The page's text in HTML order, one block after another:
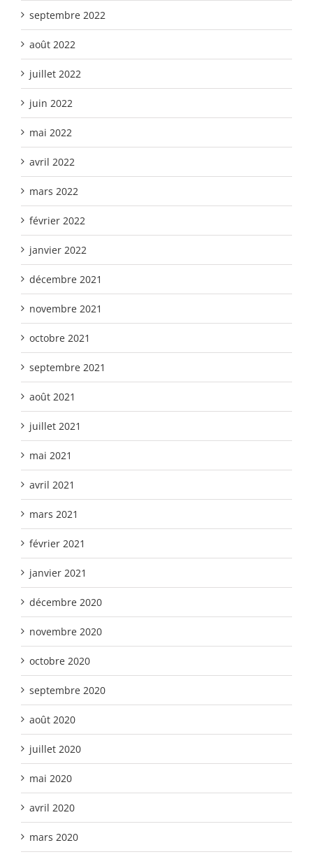
septembre 2022
août 2022
juillet 2022
juin 2022
mai 2022
avril 2022
mars 2022
février 2022
janvier 2022
décembre 2021
novembre 2021
octobre 2021
septembre 2021
août 2021
juillet 2021
mai 2021
avril 2021
mars 2021
février 2021
janvier 2021
décembre 2020
novembre 2020
octobre 2020
septembre 2020
août 2020
juillet 2020
mai 2020
avril 2020
mars 2020